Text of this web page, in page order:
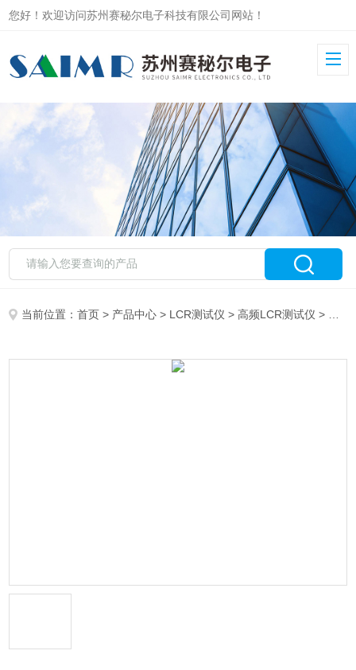
您好！欢迎访问苏州赛秘尔电子科技有限公司网站！
当前位置：首页 > 产品中心 > LCR测试仪 >高频LCR测试仪 > 精密磁导率LCR测试仪6630